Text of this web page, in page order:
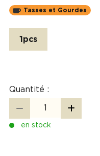
Tasses et Gourdes
1pcs
Quantité :
en stock